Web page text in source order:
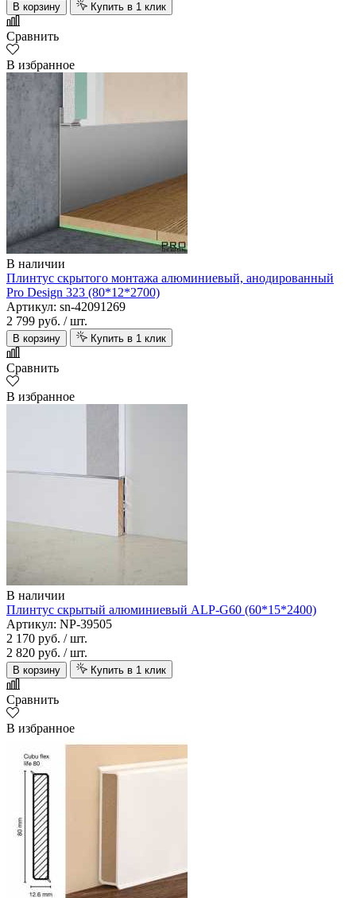
В корзину Купить в 1 клик
Сравнить
В избранное
В наличии
Плинтус скрытого монтажа алюминиевый, анодированный
Pro Design 323 (80*12*2700)
Артикул: sn-42091269
2 799 руб. / шт.
В корзину Купить в 1 клик
Сравнить
В избранное
В наличии
Плинтус скрытый алюминиевый ALP-G60 (60*15*2400)
Артикул: NP-39505
2 170 руб. / шт.
2 820 руб. / шт.
В корзину Купить в 1 клик
Сравнить
В избранное